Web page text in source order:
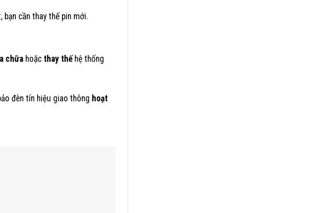
cần thay thế pin mới.
chữa hoặc thay thếhệ thống
đèn tín hiệu giao thông hoạt